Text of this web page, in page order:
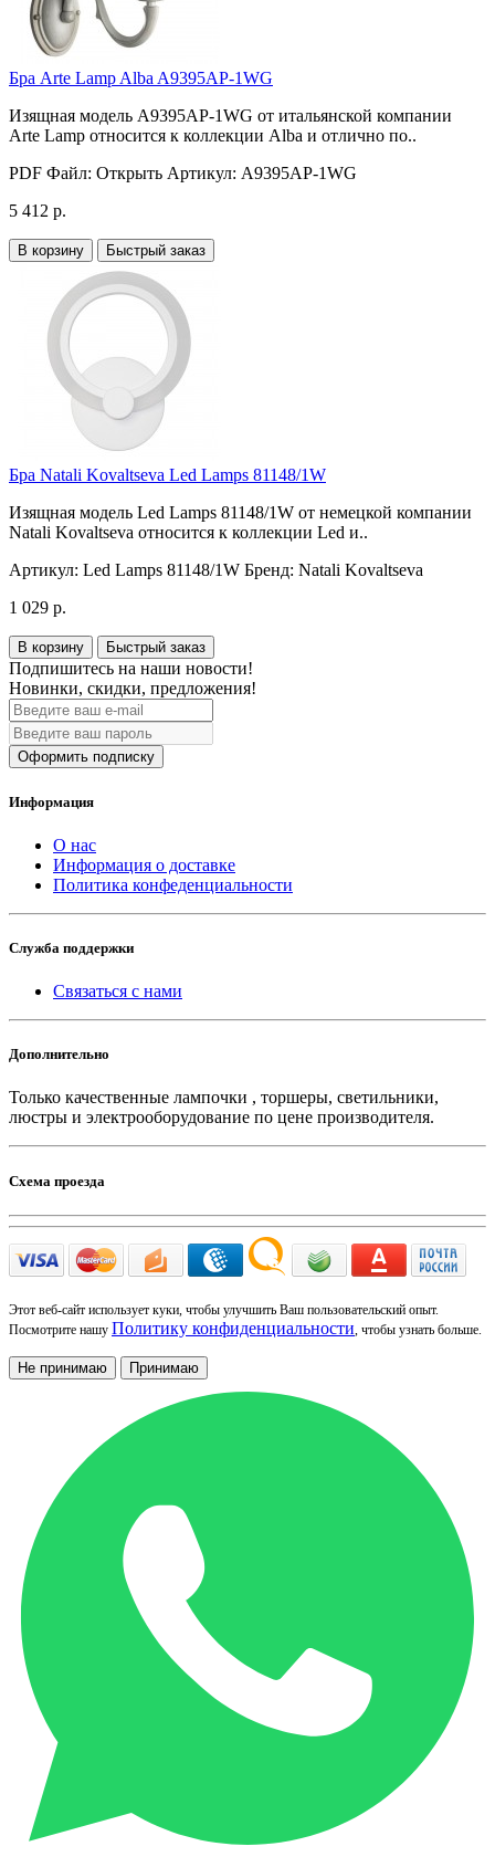
Бра Arte Lamp Alba A9395AP-1WG
Изящная модель A9395AP-1WG от итальянской компании
Arte Lamp относится к коллекции Alba и отлично по..
PDF Файл: Открыть Артикул: A9395AP-1WG
5 412 р.
В корзину Быстрый заказ
Бра Natali Kovaltseva Led Lamps 81148/1W
Изящная модель Led Lamps 81148/1W от немецкой компании
Natali Kovaltseva относится к коллекции Led и..
Артикул: Led Lamps 81148/1W Бренд: Natali Kovaltseva
1 029 р.
В корзину Быстрый заказ
Подпишитесь на наши новости!
Новинки, скидки, предложения!
Оформить подписку
Информация
О нас
Информация о доставке
Политика конфеденциальности
Служба поддержки
Связаться с нами
Дополнительно
Только качественные лампочки , торшеры, светильники,
люстры и электрооборудование по цене производителя.
Схема проезда
Этот веб-сайт использует куки, чтобы улучшить Ваш пользовательский опыт.
Посмотрите нашу Политику конфиденциальности, чтобы узнать больше.
Не принимаю Принимаю